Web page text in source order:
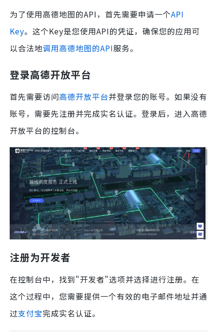
为了使用高德地图的API，首先需要申请一个API
Key。这个Key是您使用API的凭证，确保您的应用可
以合法地调用高德地图的API服务。
登录高德开放平台
首先需要访问高德开放平台并登录您的账号。如果没有
账号，需要先注册并完成实名认证。登录后，进入高德
开放平台的控制台。
注册为开发者
在控制台中，找到"开发者"选项并选择进行注册。在
这个过程中，您需要提供一个有效的电子邮件地址并通
过支付宝完成实名认证。